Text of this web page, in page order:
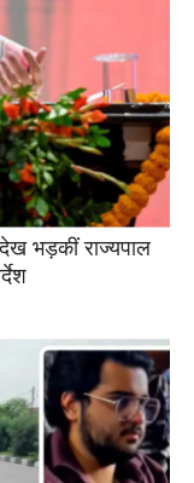
भड़कीं राज्यपाल